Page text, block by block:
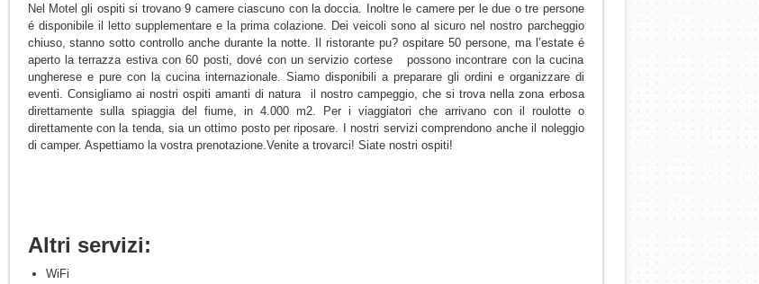
Nel Motel gli ospiti si trovano 9 camere ciascuno con la doccia. Inoltre le camere per le due o tre persone
é disponibile il letto supplementare e la prima colazione. Dei veicoli sono al sicuro nel nostro parcheggio
chiuso, stanno sotto controllo anche durante la notte. Il ristorante pu? ospitare 50 persone, ma l’estate é
aperto la terrazza estiva con 60 posti, dové con un servizio cortese possono incontrare con la cucina
ungherese e pure con la cucina internazionale. Siamo disponibili a preparare gli ordini e organizzare di
eventi. Consigliamo ai nostri ospiti amanti di natura il nostro campeggio, che si trova nella zona erbosa
direttamente sulla spiaggia del fiume, in 4.000 m2. Per i viaggiatori che arrivano con il roulotte o
direttamente con la tenda, sia un ottimo posto per riposare. I nostri servizi comprendono anche il noleggio
di camper. Aspettiamo la vostra prenotazione.Venite a trovarci! Siate nostri ospiti!
Altri servizi:
WiFi